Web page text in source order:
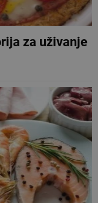
za uživanje